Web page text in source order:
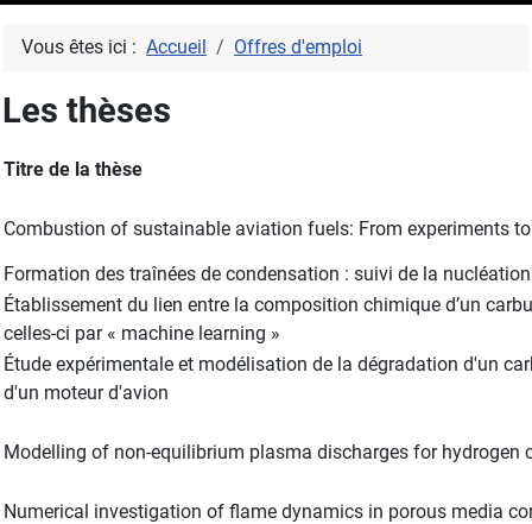
Vous êtes ici : Accueil Offres d'emploi
Les thèses
Titre de la thèse
Combustion of sustainable aviation fuels: From experiments
Formation des traînées de condensation : suivi de la
Établissement du lien entre la composition chimique d’un
celles-ci par « machine learning »
Étude expérimentale et modélisation de la dégradation d'un
d'un moteur d'avion
Modelling of non-equilibrium plasma discharges for hydrogen
Numerical investigation of flame dynamics in porous media